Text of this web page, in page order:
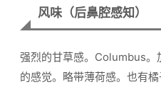
风味（后鼻腔感知）
强烈的甘草感。Columbus。
的感觉。略带薄荷感。也有